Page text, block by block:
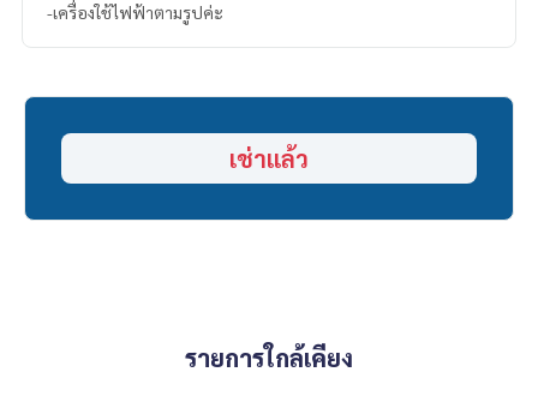
-เครื่องใช้ไฟฟ้าตามรูปค่ะ
เช่าแล้ว
รายการใกล้เคียง